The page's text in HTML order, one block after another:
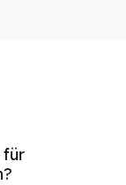
für